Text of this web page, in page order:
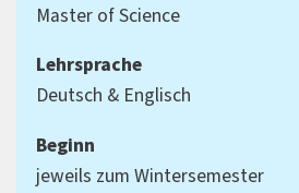
Master of Science
Lehrsprache
Deutsch & Englisch
Beginn
jeweils zum Wintersemester